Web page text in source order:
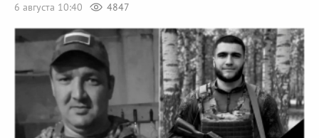
6 августа 10:40
4847